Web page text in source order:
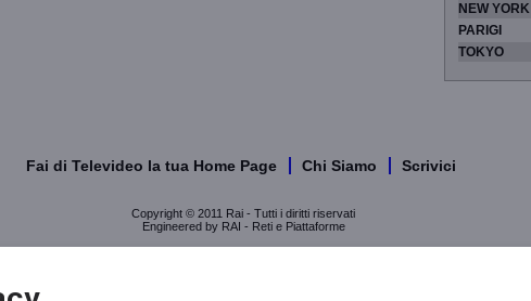
NEW YORK
PARIGI
TOKYO
Fai di Televideo la tua Home Page Chi Siamo Scrivici
Copyright © 2011 Rai - Tutti i diritti riservati
Engineered by RAI - Reti e Piattaforme